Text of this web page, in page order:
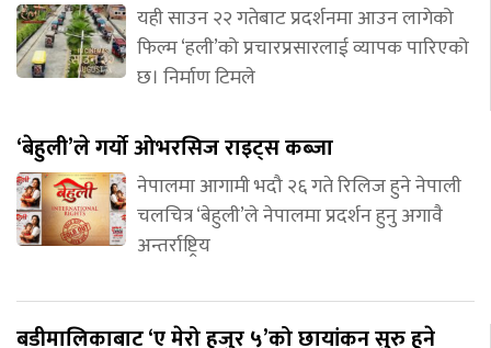
यही साउन २२ गतेबाट प्रदर्शनमा आउन लागेको
फिल्म ‘हली’को प्रचारप्रसारलाई व्यापक पारिएको
छ। निर्माण टिमले
‘बेहुली’ले गर्यो ओभरसिज राइट्स कब्जा
नेपालमा आगामी भदौ २६ गते रिलिज हुने नेपाली
चलचित्र ‘बेहुली’ले नेपालमा प्रदर्शन हुनु अगावै
अन्तर्राष्ट्रिय
बडीमालिकाबाट ‘ए मेरो हजुर ५’को छायांकन सुरु हुने